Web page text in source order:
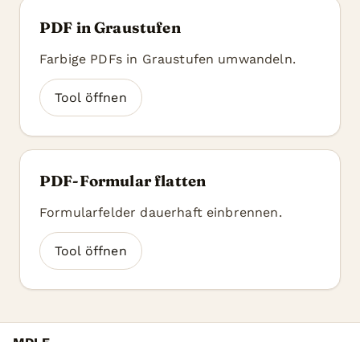
PDF in Graustufen
Farbige PDFs in Graustufen umwandeln.
Tool öffnen
PDF-Formular flatten
Formularfelder dauerhaft einbrennen.
Tool öffnen